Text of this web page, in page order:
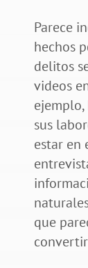
Parece
hechos
delitos
videos
ejemplo,
sus
estar en
que